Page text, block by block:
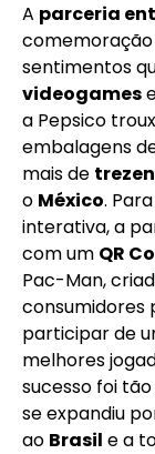
A parceria
comemoração
sentimentos
videogames
a Pepsico
embalagens
mais de
o México.
interativa, a
com um QR
Pac-Man,
consumidores
participar de
melhores
sucesso foi
se expandiu
ao Brasil e a